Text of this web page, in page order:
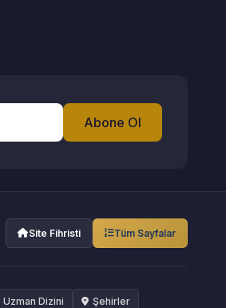
Abone Ol
Site Fihristi Tüm Sayfalar
Uzman Dizini Şehirler